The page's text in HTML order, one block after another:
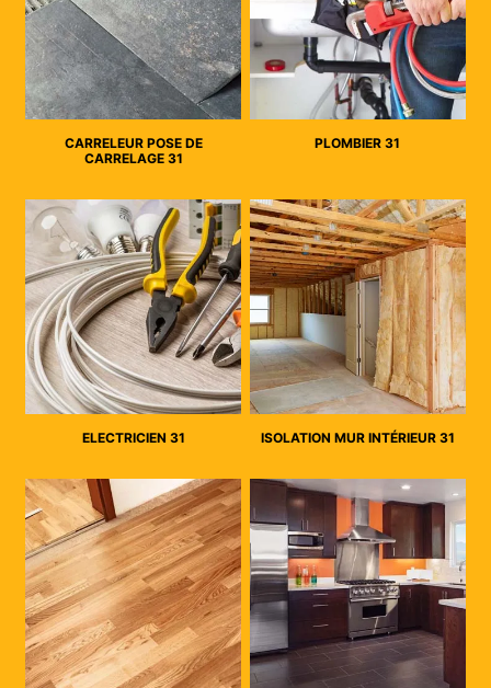
CARRELEUR POSE DE
CARRELAGE 31
PLOMBIER 31
ELECTRICIEN 31 ISOLATION MUR INTÉRIEUR 31